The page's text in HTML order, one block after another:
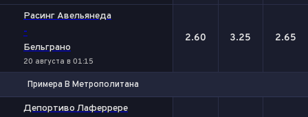
Расинг Авельянеда
-
Бельграно
20 августа в 01:15
2.60 3.25 2.65
Примера B Метрополитана
Депортиво Лаферрере